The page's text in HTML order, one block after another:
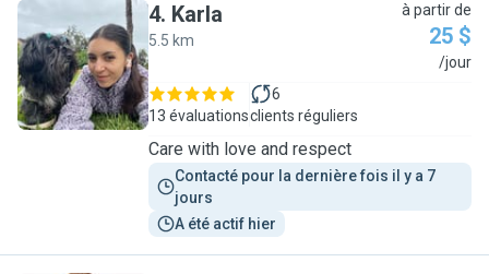
K
4. Karla
5.5 km
à partir de
25 $
/jour
13 évaluations
6
clients réguliers
Care with love and respect
Contacté pour la dernière fois il y a 7
jours
A été actif hier